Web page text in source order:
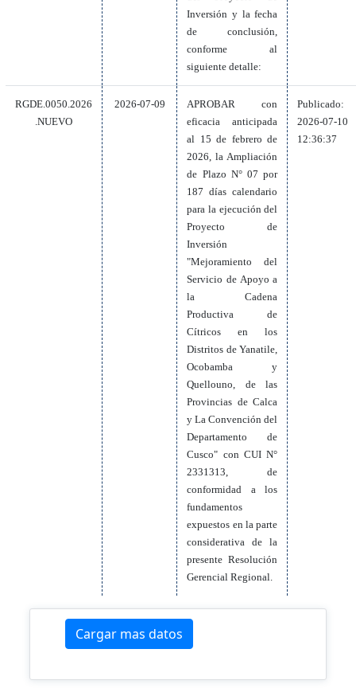
Inversión y la fecha
de conclusión,
conforme al
siguiente detalle:
RGDE.0050.2026
.NUEVO
2026-07-09
APROBAR con
eficacia anticipada
al 15 de febrero de
2026, la Ampliación
de Plazo N° 07 por
187 días calendario
para la ejecución del
Proyecto de
Inversión
"Mejoramiento del
Servicio de Apoyo a
la Cadena
Productiva de
Cítricos en los
Distritos de Yanatile,
Ocobamba y
Quellouno, de las
Provincias de Calca
y La Convención del
Departamento de
Cusco" con CUI N°
2331313, de
conformidad a los
fundamentos
expuestos en la parte
considerativa de la
presente Resolución
Gerencial Regional.
Publicado:
2026-07-10
12:36:37
Cargar mas datos